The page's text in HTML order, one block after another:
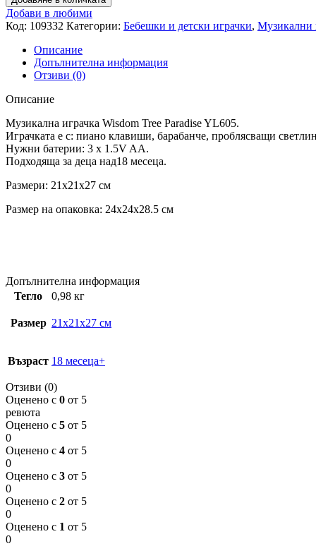
Добави в любими
Код: 109332 Категории: Бебешки и детски играчки, Музикални
Описание
Допълнителна информация
Отзиви (0)
Описание
Музикална играчка Wisdom Tree Paradise YL605.
Играчката е с: пиано клавиши, барабанче, проблясващи
Нужни батерии: 3 x 1.5V AA.
Подходящa за деца над18 месеца.
Размери: 21x21x27 см
Размер на опаковка: 24x24x28.5 см
Допълнителна информация
Тегло
0,98 кг
Размер 21x21x27 см
Възраст 18 месеца+
Отзиви (0)
Оценено с 0 от 5
ревюта
Оценено с 5 от 5
0
Оценено с 4 от 5
0
Оценено с 3 от 5
0
Оценено с 2 от 5
0
Оценено с 1 от 5
0